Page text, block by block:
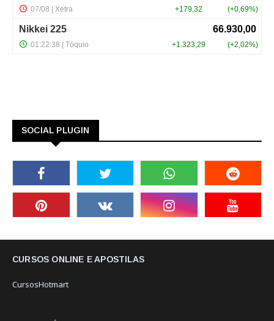
SOCIAL PLUGIN
CURSOS ONLINE E APOSTILAS
CursosHotmart